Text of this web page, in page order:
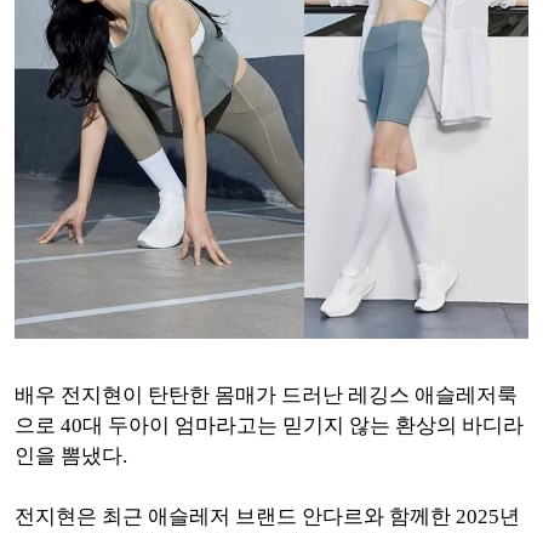
배우 전지현이 탄탄한 몸매가 드러난 레깅스 애슬레저룩
으로 40대 두아이 엄마라고는 믿기지 않는 환상의 바디라
인을 뽐냈다.
전지현은 최근 애슬레저 브랜드 안다르와 함께한 2025년